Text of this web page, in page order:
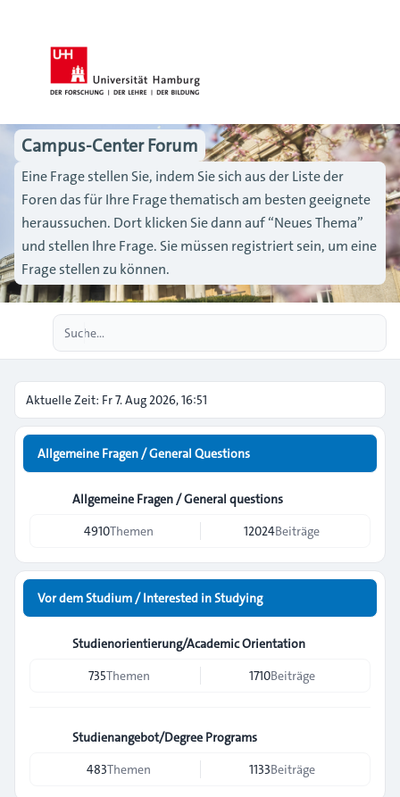
Campus-Center Forum
Eine Frage stellen Sie, indem Sie sich aus der Liste der
Foren das für Ihre Frage thematisch am besten geeignete
heraussuchen. Dort klicken Sie dann auf “Neues Thema”
und stellen Ihre Frage. Sie müssen registriert sein, um eine
Frage stellen zu können.
Aktuelle Zeit: Fr 7. Aug 2026, 16:51
Allgemeine Fragen / General Questions
Allgemeine Fragen / General questions
4910Themen 12024Beiträge
Vor dem Studium / Interested in Studying
Studienorientierung/Academic Orientation
735Themen 1710Beiträge
Studienangebot/Degree Programs
483Themen 1133Beiträge